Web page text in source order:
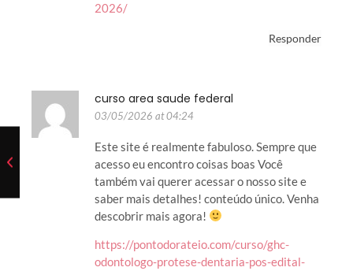
2026/
Responder
curso area saude federal
03/05/2026 at 04:24
Este site é realmente fabuloso. Sempre que
acesso eu encontro coisas boas Você
também vai querer acessar o nosso site e
saber mais detalhes! conteúdo único. Venha
descobrir mais agora!
https://pontodorateio.com/curso/ghc-
odontologo-protese-dentaria-pos-edital-